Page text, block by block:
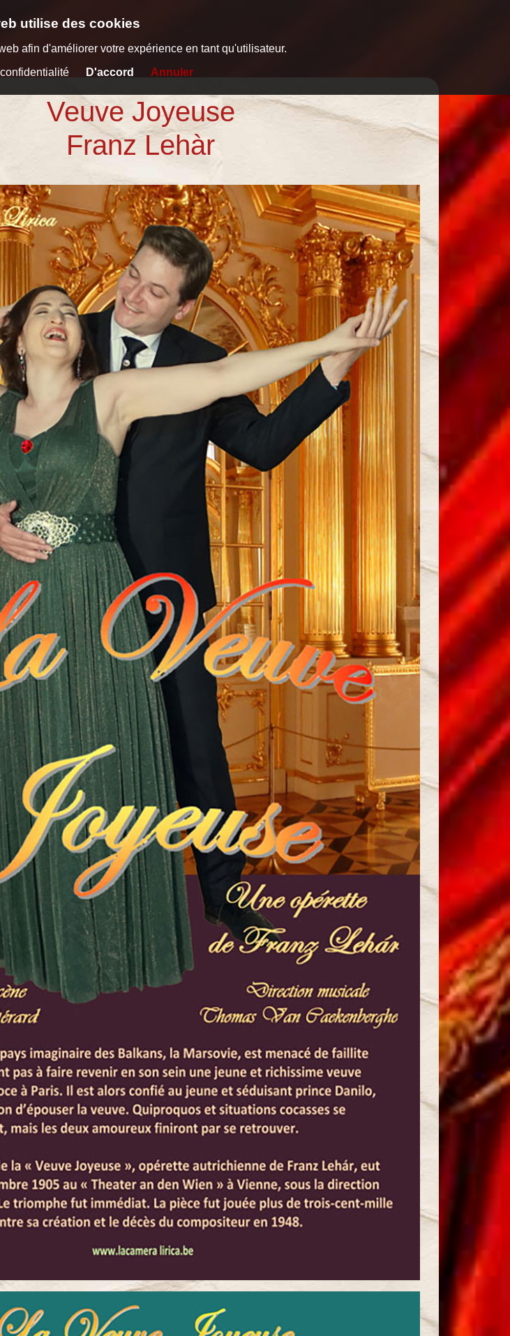
utilise des cookies
afin d'améliorer votre expérience en tant qu'utilisateur.
D'accord Annuler
Veuve Joyeuse
Franz Lehàr